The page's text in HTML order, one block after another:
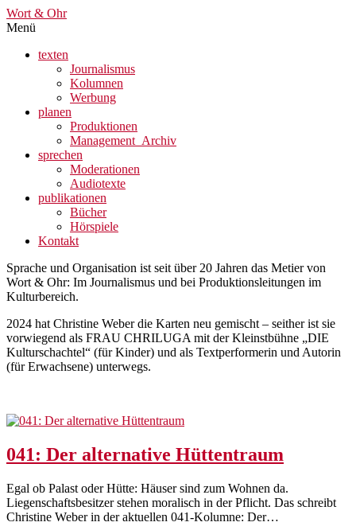
Wort & Ohr
Menü
texten
Journalismus
Kolumnen
Werbung
planen
Produktionen
Management_Archiv
sprechen
Moderationen
Audiotexte
publikationen
Bücher
Hörspiele
Kontakt
Sprache und Organisation ist seit über 20 Jahren das Metier von
Wort & Ohr: Im Journalismus und bei Produktionsleitungen im
Kulturbereich.
2024 hat Christine Weber die Karten neu gemischt – seither ist sie
vorwiegend als FRAU CHRILUGA mit der Kleinstbühne „DIE
Kulturschachtel“ (für Kinder) und als Textperformerin und Autorin
(für Erwachsene) unterwegs.
041: Der alternative Hüttentraum
Egal ob Palast oder Hütte: Häuser sind zum Wohnen da.
Liegenschaftsbesitzer stehen moralisch in der Pflicht. Das schreibt
Christine Weber in der aktuellen 041-Kolumne: Der…